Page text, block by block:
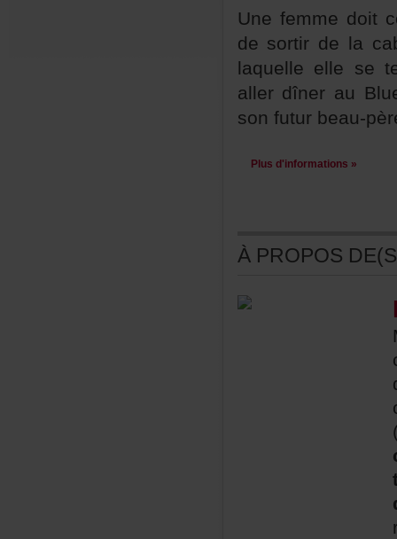
sonfuturbeau-
Plusd'informations»